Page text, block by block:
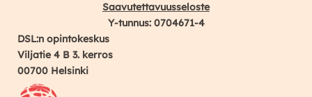
Saavutettavuusseloste
Y-tunnus: 0704671-4
DSL:n opintokeskus
Viljatie 4 B 3. kerros
00700 Helsinki